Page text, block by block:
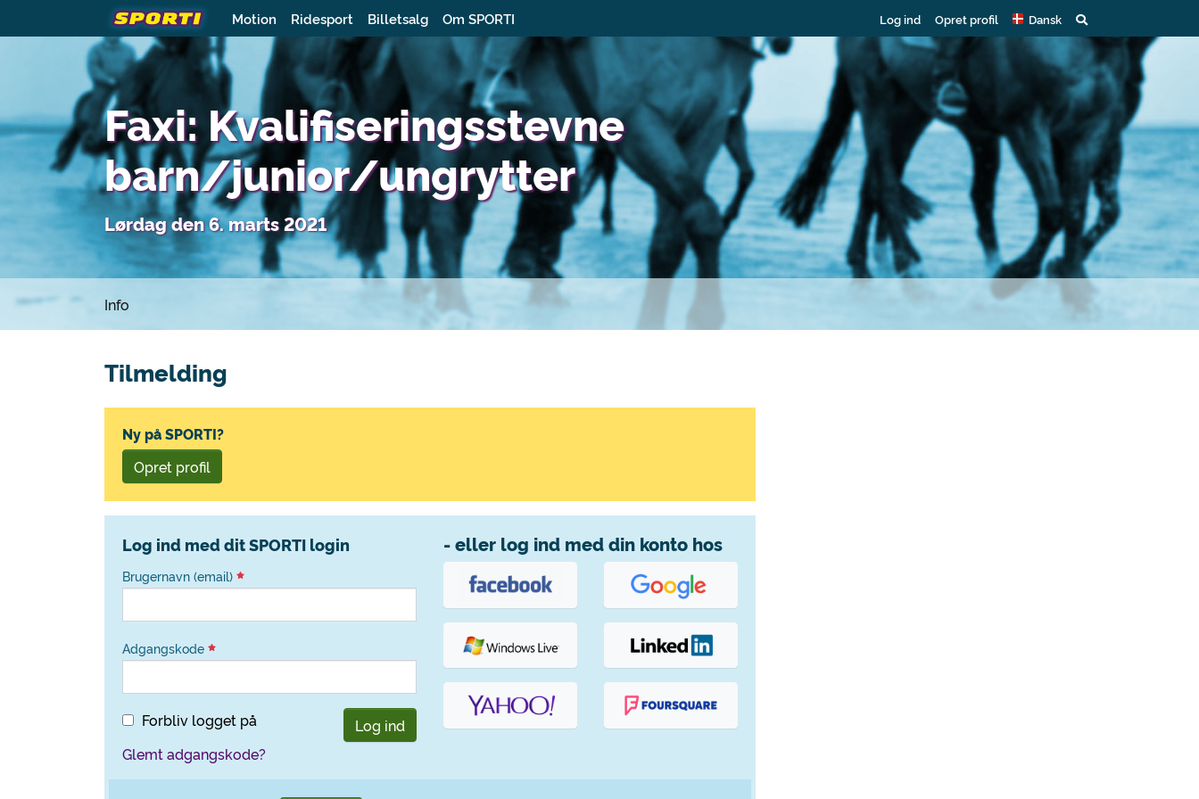
Motion Ridesport Billetsalg Om SPORTI Log ind Opret profil Dansk
Faxi: Kvalifiseringsstevne
barn/junior/ungrytter
Lørdag den 6. marts 2021
Info
Tilmelding
Ny på SPORTI?
Opret profil
Log ind med dit SPORTI login
Brugernavn (email)
Adgangskode
Forbliv logget på
Log ind
Glemt adgangskode?
- eller log ind med din konto hos